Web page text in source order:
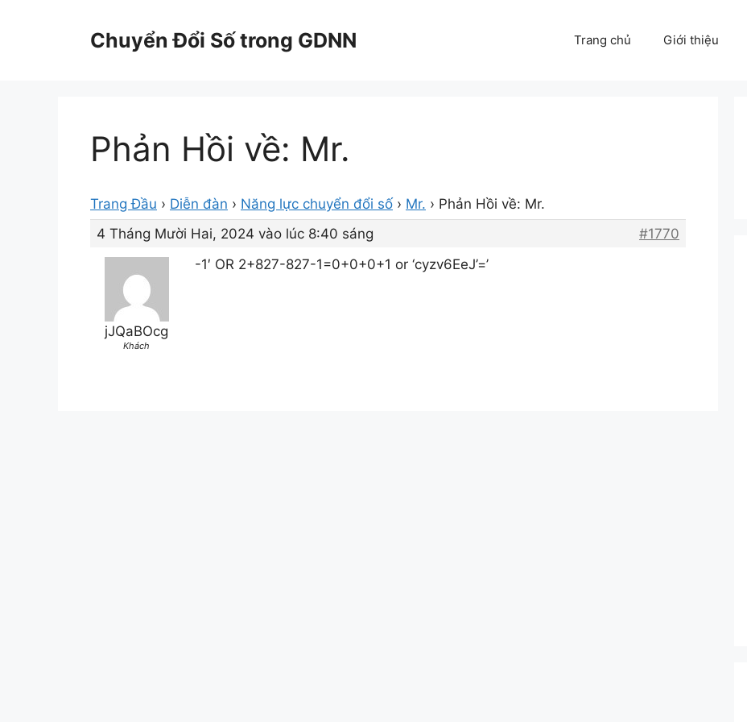
Chuyển Đổi Số trong GDNN Trang chủ Giới thiệu
Phản Hồi về: Mr.
Trang Đầu › Diễn đàn › Năng lực chuyển đổi số › Mr. › Phản Hồi về: Mr.
4 Tháng Mười Hai, 2024 vào lúc 8:40 sáng
#1770
jJQaBOcg
Khách
-1′ OR 2+827-827-1=0+0+0+1 or ‘cyzv6EeJ’=’